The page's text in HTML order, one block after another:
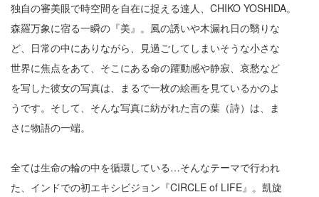
独自の審美眼で時空間を自在に捉える達人、CHIKO YOSHIDA。
森羅万象に宿る一瞬の『美』。風の誘いや木漏れ日の翳りな
ど、日常の中にありながら、見過ごしてしまいそうな小さな
世界に焦点をあて、そこにある命の躍動感や静寂、哀愁など
を写した彼女の写真は、まるで一枚の絵画を見ているかのよ
うです。そして、そんな写真に紡がれた言の葉（詩）は、ま
さに物語の一端。
全ては生命の輪の中を循環している…そんなテーマで行われ
た、インドでの初エキシビジョン『CIRCLE of LIFE』。凱旋